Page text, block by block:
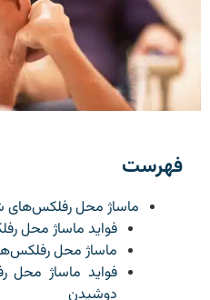
فهرست
ماساژ محل رفلکس‌های
فواید ماساژ محل
ماساژ محل
فواید ماساژ محل
دوشیدن